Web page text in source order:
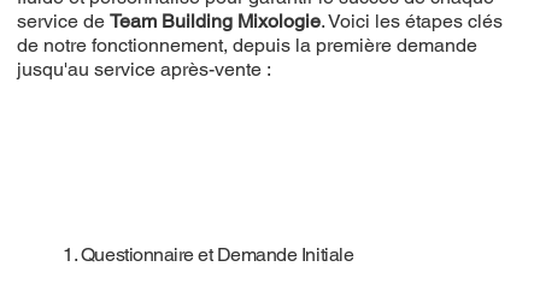
service deTeam Building Mixologie. Voici les étapes clés
de notre fonctionnement, depuis la première demande
jusqu'au service après-vente :
1. Questionnaire et Demande Initiale